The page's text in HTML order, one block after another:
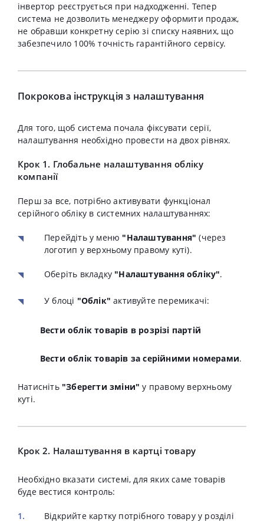
інвертор реєструється при надходженні. Тепер
система не дозволить менеджеру оформити продаж,
не обравши конкретну серію зі списку наявних, що
забезпечило 100% точність гарантійного сервісу.
Покрокова інструкція з налаштування
Для того, щоб система почала фіксувати серії,
налаштування необхідно провести на двох рівнях.
Крок 1. Глобальне налаштування обліку
компанії
Перш за все, потрібно активувати функціонал
серійного обліку в системних налаштуваннях:
Перейдіть у меню "Налаштування" (через
логотип у верхньому правому куті).
Оберіть вкладку "Налаштування обліку".
У блоці "Облік" активуйте перемикачі:
Вести облік товарів в розрізі партій
Вести облік товарів за серійними номерами.
Натисніть "Зберегти зміни" у правому верхньому
куті.
Крок 2. Налаштування в картці товару
Необхідно вказати системі, для яких саме товарів
буде вестися контроль:
Відкрийте картку потрібного товару у розділі